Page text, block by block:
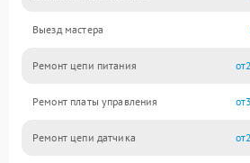
Выезд мастера
Ремонт цепи питания
Ремонт платы управления
Ремонт цепи датчика